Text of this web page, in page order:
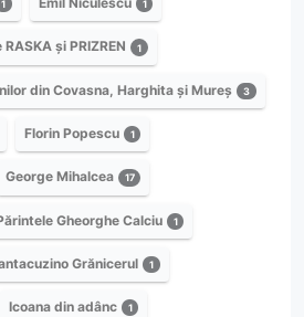
1 1
și PRIZREN 1
din Covasna, Harghita și Mureș 3
Florin Popescu 1
George Mihalcea 17
Gheorghe Calciu 1
Grănicerul 1
Icoana din adânc 1